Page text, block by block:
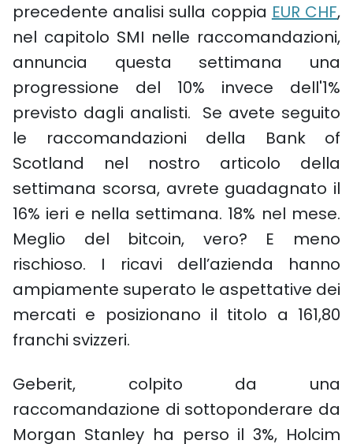
precedente analisi sulla coppia EUR CHF,
nel capitolo SMI nelle raccomandazioni,
annuncia questa settimana una
progressione del 10% invece dell'1%
previsto dagli analisti. Se avete seguito
le raccomandazioni della Bank of
Scotland nel nostro articolo della
settimana scorsa, avrete guadagnato il
16% ieri e nella settimana. 18% nel mese.
Meglio del bitcoin, vero? E meno
rischioso. I ricavi dell’azienda hanno
ampiamente superato le aspettative dei
mercati e posizionano il titolo a 161,80
franchi svizzeri.
Geberit, colpito da una
raccomandazione di sottoponderare da
Morgan Stanley ha perso il 3%, Holcim